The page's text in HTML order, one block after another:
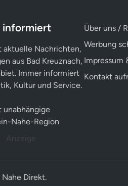
informiert
aktuelle Nachrichten,
aus Bad Kreuznach,
Immer informiert
Kultur und Service.
unabhängige
Nahe-Region
Über uns /
Werbung
Impressum
Kontakt
Nahe Direkt.
Anzeige